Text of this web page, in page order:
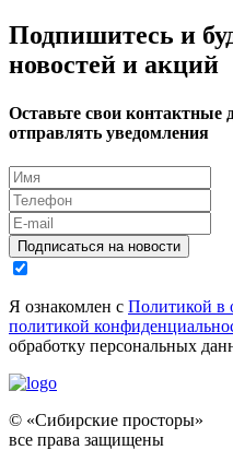
Подпишитесь и
новостей и акций
Оставьте свои контактные
отправлять уведомления
Подписаться на новости
Я ознакомлен с Политикой в
политикой
обработку персональных
© «Сибирские просторы»
все права защищены